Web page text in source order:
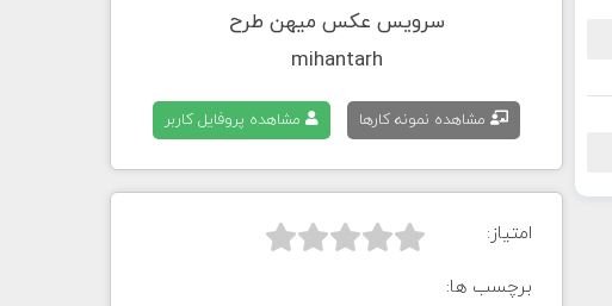
سرویس عکس میهن طرح
mihantarh
مشاهده نمونه کارها مشاهده پروفایل کاربر
امتیاز: 


برچسب ها: